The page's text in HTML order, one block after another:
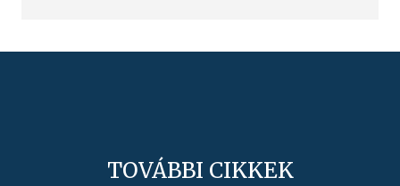
TOVÁBBI CIKKEK